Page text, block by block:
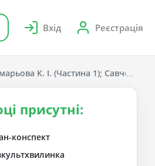
Вхід Реєстрація
К. І. (Частина 1); Савченко
присутні:
конспект